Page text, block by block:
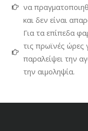
να
και δεν είναι
Για τα επίπεδα
τις πρωϊνές ώρες
παραλείψει την
την αιμοληψία.